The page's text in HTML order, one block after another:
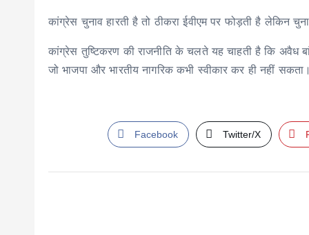
कांग्रेस चुनाव हारती है तो ठीकरा ईवीएम पर फोड़ती है लेकिन
कांग्रेस तुष्टिकरण की राजनीति के चलते यह चाहती है कि अवैध
जो भाजपा और भारतीय नागरिक कभी स्वीकार कर ही नहीं सकता।
Facebook Twitter/X